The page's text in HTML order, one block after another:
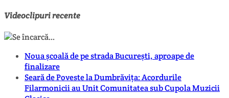
Videoclipuri recente
Noua școală de pe strada București, aproape de
finalizare
Seară de Poveste la Dumbrăvița: Acordurile
Filarmonicii au Unit Comunitatea sub Cupola Muzicii